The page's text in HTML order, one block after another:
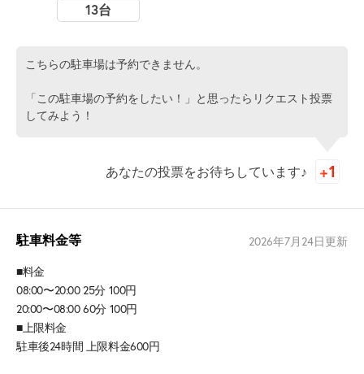
13台
こちらの駐車場は予約できません。
「この駐車場の予約をしたい！」と思ったらリクエスト投票
してみよう！
あなたの投票をお待ちしています♪
駐車料金等 2026年7月24日更新
■料金
08:00〜20:00 25分 100円
20:00〜08:00 60分 100円
■上限料金
駐車後24時間 上限料金600円